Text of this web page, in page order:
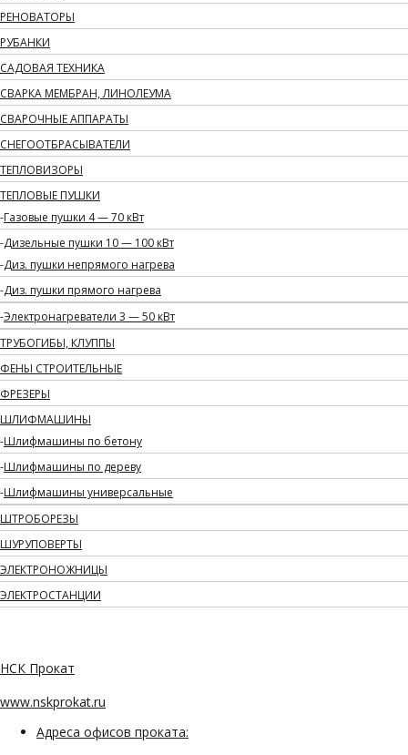
РЕНОВАТОРЫ
РУБАНКИ
САДОВАЯ ТЕХНИКА
СВАРКА МЕМБРАН, ЛИНОЛЕУМА
СВАРОЧНЫЕ АППАРАТЫ
СНЕГООТБРАСЫВАТЕЛИ
ТЕПЛОВИЗОРЫ
ТЕПЛОВЫЕ ПУШКИ
Газовые пушки 4 — 70 кВт
Дизельные пушки 10 — 100 кВт
Диз. пушки непрямого нагрева
Диз. пушки прямого нагрева
Электронагреватели 3 — 50 кВт
ТРУБОГИБЫ, КЛУППЫ
ФЕНЫ СТРОИТЕЛЬНЫЕ
ФРЕЗЕРЫ
ШЛИФМАШИНЫ
Шлифмашины по бетону
Шлифмашины по дереву
Шлифмашины универсальные
ШТРОБОРЕЗЫ
ШУРУПОВЕРТЫ
ЭЛЕКТРОНОЖНИЦЫ
ЭЛЕКТРОСТАНЦИИ
НСК Прокат
www.nskprokat.ru
Адреса офисов проката: